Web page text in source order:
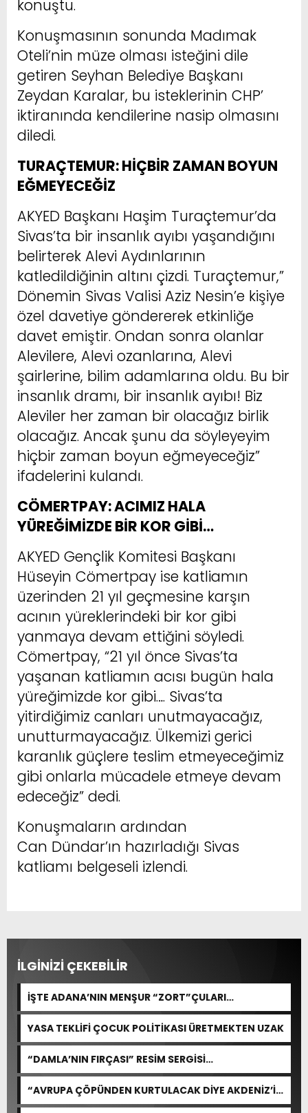
konuştu.
Konuşmasının sonunda Madımak
Oteli’nin müze olması isteğini dile
getiren Seyhan Belediye Başkanı
Zeydan Karalar, bu isteklerinin CHP’
iktiranında kendilerine nasip olmasını
diledi.
TURAÇTEMUR: HİÇBİR ZAMAN BOYUN
EĞMEYECEĞİZ
AKYED Başkanı Haşim Turaçtemur’da
Sivas’ta bir insanlık ayıbı yaşandığını
belirterek Alevi Aydınlarının
katledildiğinin altını çizdi. Turaçtemur,”
Dönemin Sivas Valisi Aziz Nesin’e kişiye
özel davetiye göndererek etkinliğe
davet emiştir. Ondan sonra olanlar
Alevilere, Alevi ozanlarına, Alevi
şairlerine, bilim adamlarına oldu. Bu bir
insanlık dramı, bir insanlık ayıbı! Biz
Aleviler her zaman bir olacağız birlik
olacağız. Ancak şunu da söyleyeyim
hiçbir zaman boyun eğmeyeceğiz”
ifadelerini kulandı.
CÖMERTPAY: ACIMIZ HALA
YÜREĞİMİZDE BİR KOR GİBİ…
AKYED Gençlik Komitesi Başkanı
Hüseyin Cömertpay ise katliamın
üzerinden 21 yıl geçmesine karşın
acının yüreklerindeki bir kor gibi
yanmaya devam ettiğini söyledi.
Cömertpay, “21 yıl önce Sivas’ta
yaşanan katliamın acısı bugün hala
yüreğimizde kor gibi…. Sivas’ta
yitirdiğimiz canları unutmayacağız,
unutturmayacağız. Ülkemizi gerici
karanlık güçlere teslim etmeyeceğimiz
gibi onlarla mücadele etmeye devam
edeceğiz” dedi.
Konuşmaların ardından
Can Dündar’ın hazırladığı Sivas
katliamı belgeseli izlendi.
İLGİNİZİ ÇEKEBİLİR
İŞTE ADANA’NIN MENŞUR “ZORT”ÇULARI…
YASA TEKLİFİ ÇOCUK POLİTİKASI ÜRETMEKTEN UZAK
“DAMLA’NIN FIRÇASI” RESİM SERGİSİ
SANATSEVERLERDEN YOĞUN İLGİ GÖRDÜ
“AVRUPA ÇÖPÜNDEN KURTULACAK DİYE AKDENİZ’İ
FEDA EDEMEZSİNİZ!”